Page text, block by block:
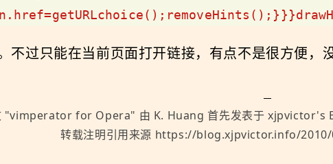
不过只能在当前页面打开链接，有点不是很方便，
"vimperator for Opera" 由 K. Huang 首先发表于 xjpvictor's
转载注明引用来源 https://blog.xjpvictor.info/